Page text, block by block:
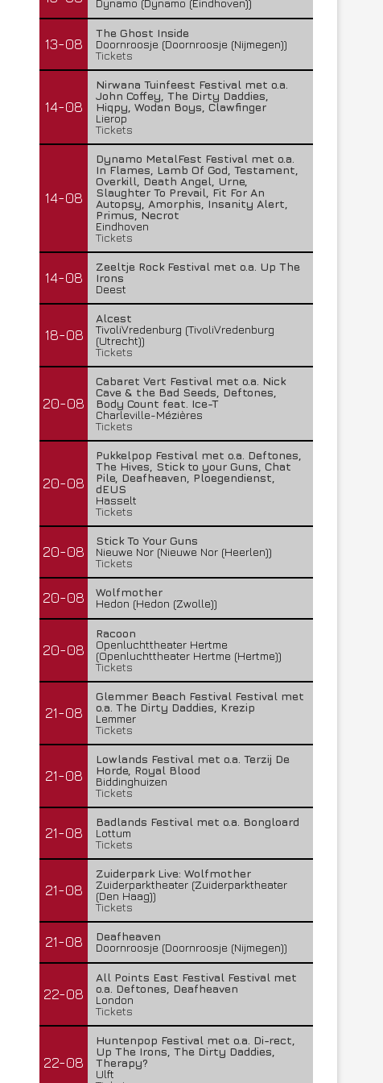
Lunatic Soul – Transition II
29 juli 2026
Boneripper – Radiant In
Dynamo (Dynamo (Eindhoven))
13-08
The Ghost Inside
Doornroosje (Doornroosje (Nijmegen))
Tickets
14-08
Nirwana Tuinfeest Festival met o.a.
John Coffey, The Dirty Daddies,
Hiqpy, Wodan Boys, Clawfinger
Lierop
Tickets
14-08
Dynamo MetalFest Festival met o.a.
In Flames, Lamb Of God, Testament,
Overkill, Death Angel, Urne,
Slaughter To Prevail, Fit For An
Autopsy, Amorphis, Insanity Alert,
Primus, Necrot
Eindhoven
Tickets
14-08
Zeeltje Rock Festival met o.a. Up The
Irons
Deest
18-08
Alcest
TivoliVredenburg (TivoliVredenburg
(Utrecht))
Tickets
20-08
Cabaret Vert Festival met o.a. Nick
Cave & the Bad Seeds, Deftones,
Body Count feat. Ice-T
Charleville-Mézières
Tickets
20-08
Pukkelpop Festival met o.a. Deftones,
The Hives, Stick to your Guns, Chat
Pile, Deafheaven, Ploegendienst,
dEUS
Hasselt
Tickets
20-08
Stick To Your Guns
Nieuwe Nor (Nieuwe Nor (Heerlen))
Tickets
20-08
Wolfmother
Hedon (Hedon (Zwolle))
20-08
Racoon
Openluchttheater Hertme
(Openluchttheater Hertme (Hertme))
Tickets
21-08
Glemmer Beach Festival Festival met
o.a. The Dirty Daddies, Krezip
Lemmer
Tickets
21-08
Lowlands Festival met o.a. Terzij De
Horde, Royal Blood
Biddinghuizen
Tickets
21-08
Badlands Festival met o.a. Bongloard
Lottum
Tickets
21-08
Zuiderpark Live: Wolfmother
Zuiderparktheater (Zuiderparktheater
(Den Haag))
Tickets
21-08
Deafheaven
Doornroosje (Doornroosje (Nijmegen))
22-08
All Points East Festival Festival met
o.a. Deftones, Deafheaven
London
Tickets
22-08
Huntenpop Festival met o.a. Di-rect,
Up The Irons, The Dirty Daddies,
Therapy?
Ulft